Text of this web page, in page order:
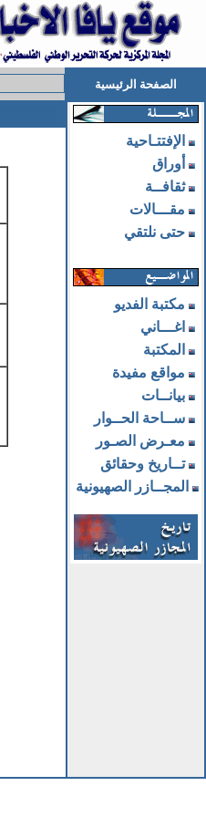
الصفحة الرئيسية
الإفتتـاحية
أوراق
ثقافــة
مقـــالات
حتى نلتقي
مكتبة الفديو
اغـــاني
المكتبة
مواقع مفيدة
بيانــات
ســاحة الحــوار
معـرض الصـور
تــاريخ وحقائق
المجــازر الصهيونية